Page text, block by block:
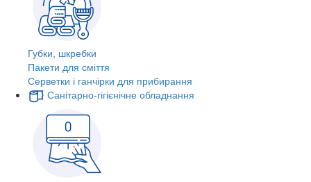
Губки, шкребки
Пакети для сміття
Серветки і ганчірки для прибирання
Санітарно-гігієнічне обладнання